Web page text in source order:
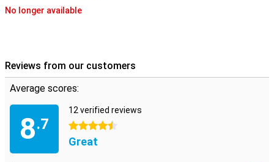
No longer available
Reviews from our customers
Average scores:
8.7
12 verified reviews
4.5 stars
Great